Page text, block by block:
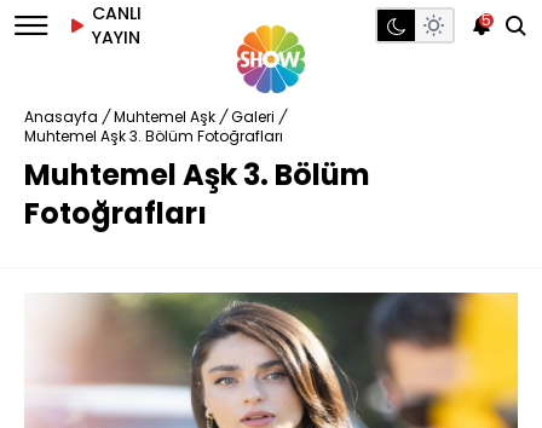
CANLI
YAYIN
5
Anasayfa / Muhtemel Aşk / Galeri /
Muhtemel Aşk 3. Bölüm Fotoğrafları
Muhtemel Aşk 3. Bölüm
Fotoğrafları